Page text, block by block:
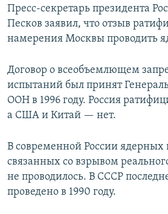
Пресс-секретарь президента
Песков заявил, что отзыв
намерения Москвы проводить
Договор о всеобъемлющем
испытаний был принят
ООН в 1996 году. Россия
а США и Китай — нет.
В современной России ядерных
связанных со взрывом
не проводилось. В СССР
проведено в 1990 году.